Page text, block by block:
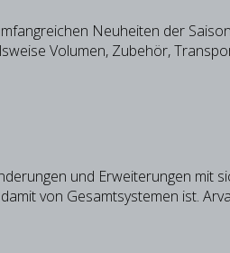
Neuheiten der
Volumen, Zubehör,
und Erweiterungen mit
von Gesamtsystemen ist.